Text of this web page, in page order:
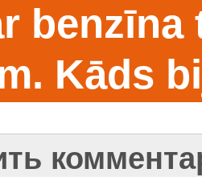
benzīna
Kāds